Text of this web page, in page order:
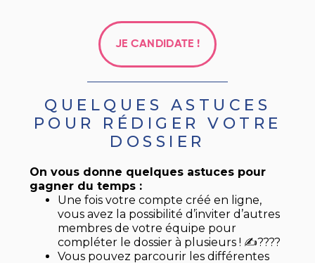
JE CANDIDATE !
QUELQUES ASTUCES
POUR RÉDIGER VOTRE
DOSSIER
On vous donne quelques astuces pour
gagner du temps :
Une fois votre compte créé en ligne,
vous avez la possibilité d’inviter d’autres
membres de votre équipe pour
compléter le dossier à plusieurs ! ✍????
Vous pouvez parcourir les différentes